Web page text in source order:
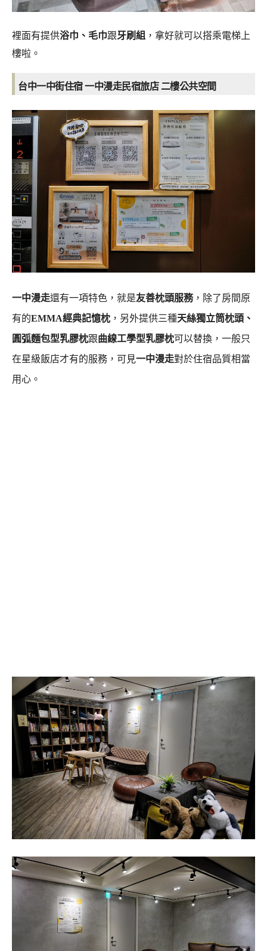
裡面有提供浴巾、毛巾跟牙刷組 ，拿好就可以搭乘電梯上
樓啦。
台中一中街住宿 一中漫走民宿旅店 二樓公共空間
一中漫走還有一項特色，就是友善枕頭服務，除了房間原
有的EMMA經典記憶枕 ，另外提供三種天絲獨立筒枕頭、
圓弧麵包型乳膠枕跟曲線工學型乳膠枕可以替換，一般只
在星級飯店才有的服務，可見一中漫走對於住宿品質相當
用心。